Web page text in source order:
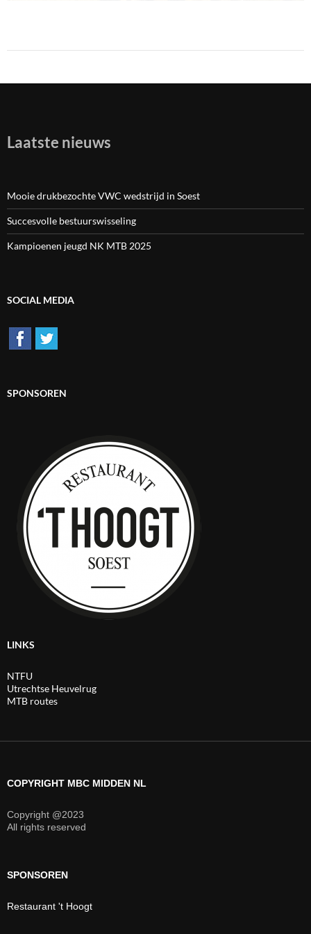
Laatste nieuws
Mooie drukbezochte VWC wedstrijd in Soest
Succesvolle bestuurswisseling
Kampioenen jeugd NK MTB 2025
SOCIAL MEDIA
SPONSOREN
LINKS
NTFU
Utrechtse Heuvelrug
MTB routes
COPYRIGHT MBC MIDDEN NL
Copyright @2023
All rights reserved
SPONSOREN
Restaurant 't Hoogt